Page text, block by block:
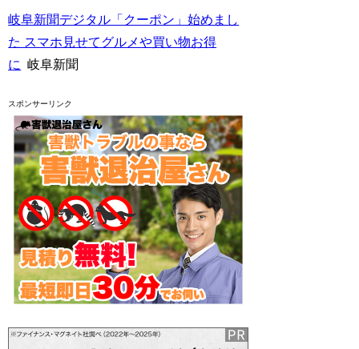
岐阜新聞デジタル「クーポン」始めまし
た スマホ見せてグルメや買い物お得
に 岐阜新聞
スポンサーリンク